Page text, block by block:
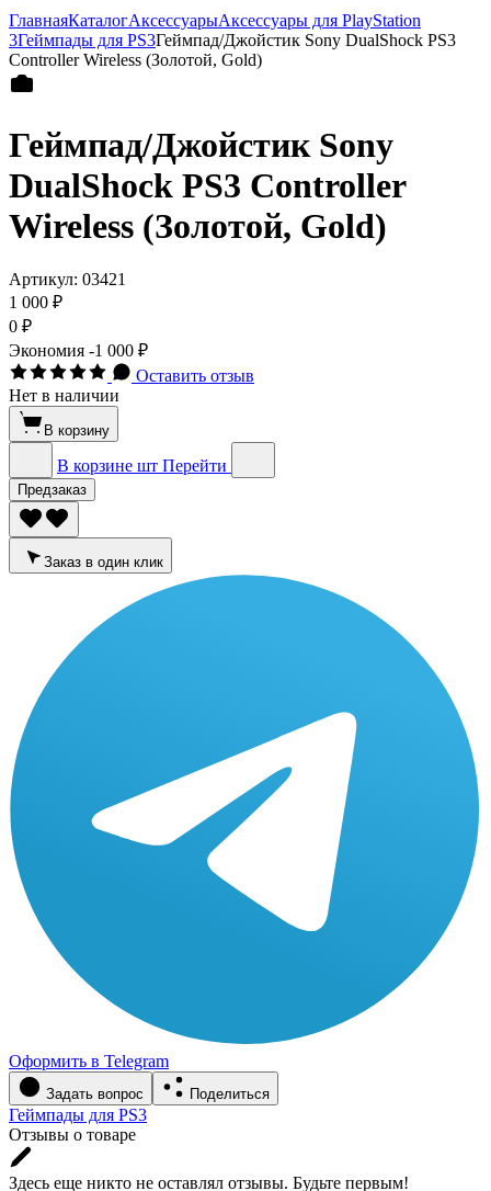
ГлавнаяКаталогАксессуарыАксессуары для PlayStation
3Геймпады для PS3Геймпад/Джойстик Sony DualShock PS3
Controller Wireless (Золотой, Gold)
Геймпад/Джойстик Sony
DualShock PS3 Controller
Wireless (Золотой, Gold)
Артикул: 03421
1 000 ₽
0 ₽
Экономия -1 000 ₽
Оставить отзыв
Нет в наличии
В корзину
В корзине шт Перейти
Предзаказ
Заказ в один клик
Оформить в Telegram
Задать вопрос Поделиться
Геймпады для PS3
Отзывы о товаре
Здесь еще никто не оставлял отзывы. Будьте первым!